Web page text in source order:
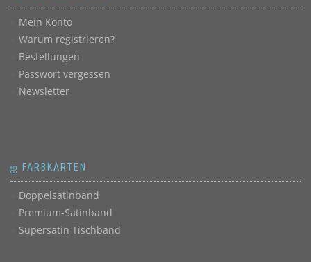
Mein Konto
Warum registrieren?
Bestellungen
Passwort vergessen
Newsletter
ஐ FARBKARTEN
Doppelsatinband
Premium-Satinband
Supersatin Tischband